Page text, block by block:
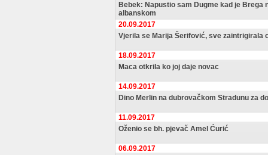
Bebek: Napustio sam Dugme kad je Brega
albanskom
20.09.2017
Vjerila se Marija Šerifović, sve zaintrigirala
18.09.2017
Maca otkrila ko joj daje novac
14.09.2017
Dino Merlin na dubrovačkom Stradunu za
11.09.2017
Oženio se bh. pjevač Amel Ćurić
06.09.2017